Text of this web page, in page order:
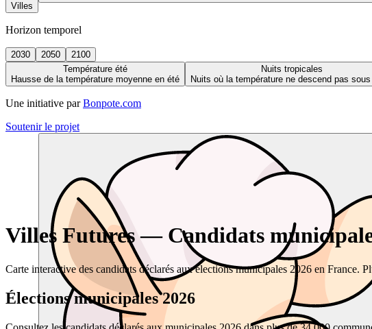
Villes
Horizon temporel
2030 2050
2100
Température été
Hausse de la température moyenne en été
Nuits tropicales
Nuits où la température ne descend pas sous
Une initiative par Bonpote.com
Soutenir le projet
Villes Futures — Candidats
Carte interactive des candidats déclarés aux élections municipales 2026 en France.
Élections municipales 2026